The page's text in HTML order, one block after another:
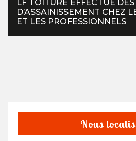
LF TOITURE EFFECTUE
D’ASSAINISSEMENT CHEZ
ET LES PROFESSIONNELS
Nous